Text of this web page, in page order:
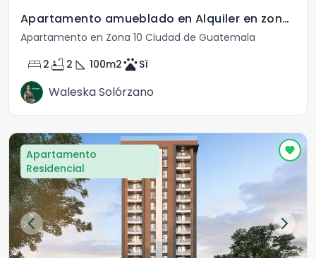
Apartamento amueblado en Alquiler en zona 10
Apartamento en Zona 10 Ciudad de Guatemala
bed 2 bathtub 2 square_foot 100m2petsSì
Waleska Solórzano
Apartamento
Residencial